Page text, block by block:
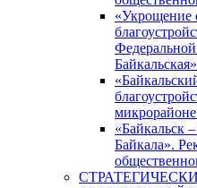
«Укрощение
Байкальская»
«Байкальск
Байкала».